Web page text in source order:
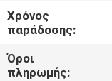
ΖΗΤΉΣΤΕ
ΜΙΑ
ΠΡΟΣΦΟΡΆ
Χρόνος
παράδοσης:
Όροι
πληρωμής: